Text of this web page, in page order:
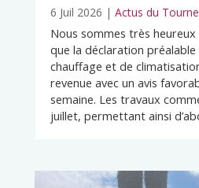
6 Juil 2026 | Actus du Tourne
Nous sommes très
que la déclaration
chauffage et de
revenue avec un avis
semaine. Les travaux
juillet, permettant ainsi